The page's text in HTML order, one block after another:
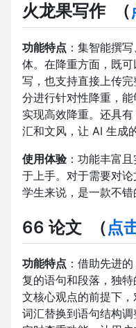
火龙果写作（
功能特点 ：集智能撰
体。在降重方面，既
写，也支持直接上传
分进行针对性降重，能
实现高效降重。还具
汇和文风，让 AI 生成
使用体验：功能丰富
于上手。对于需要对
学生来说，是一款不错
66 论文 （点
功能特点 ：借助先进
复的语句和段落，独
文核心观点的前提下
词汇替换到语句结构